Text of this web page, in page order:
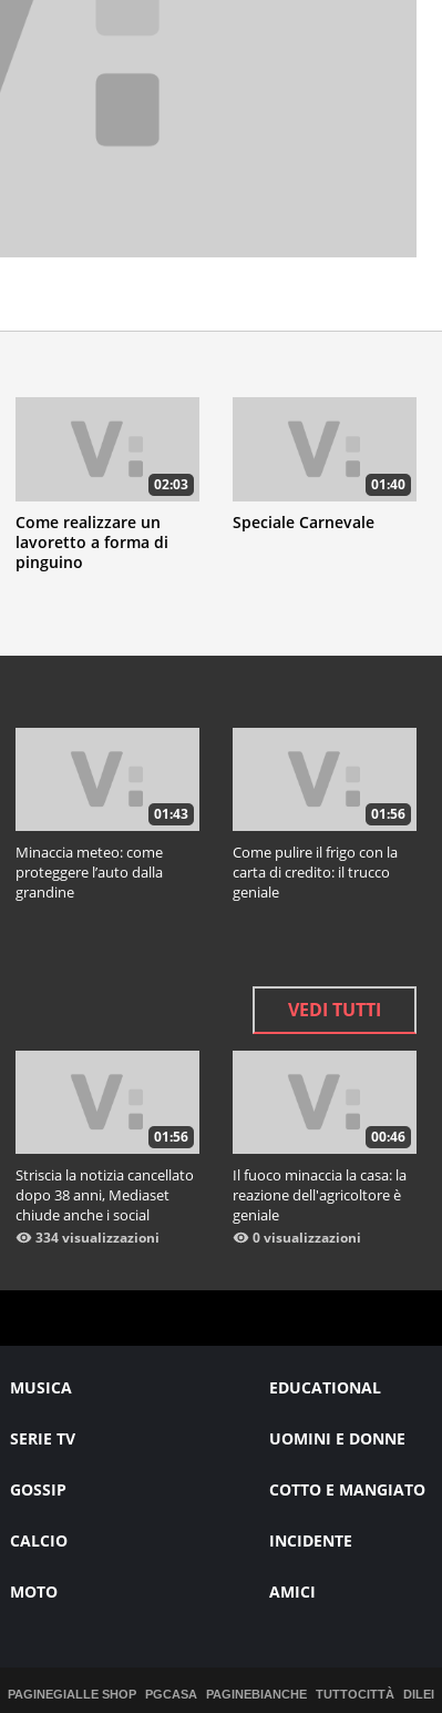
02:03
Come realizzare un
lavoretto a forma di
pinguino
01:40
Speciale Carnevale
01:43
Minaccia meteo: come
proteggere l’auto dalla
grandine
01:56
Come pulire il frigo con la
carta di credito: il trucco
geniale
VEDI TUTTI
01:56
Striscia la notizia cancellato
dopo 38 anni, Mediaset
chiude anche i social
334 visualizzazioni
00:46
Il fuoco minaccia la casa: la
reazione dell'agricoltore è
geniale
0 visualizzazioni
MUSICA EDUCATIONAL
SERIE TV UOMINI E DONNE
GOSSIP COTTO E MANGIATO
CALCIO INCIDENTE
MOTO AMICI
PAGINEGIALLE SHOP PGCASA PAGINEBIANCHE TUTTOCITTÀ DILEI